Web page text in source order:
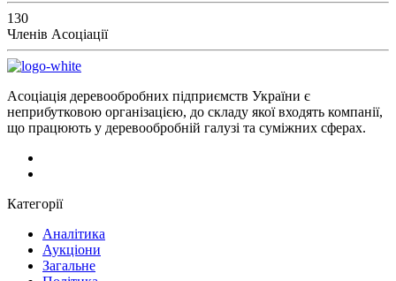
130
Членів Асоціації
Асоціація деревообробних підприємств України є
неприбутковою організацією, до складу якої входять компанії,
що працюють у деревообробній галузі та суміжних сферах.
Категорії
Аналітика
Аукціони
Загальне